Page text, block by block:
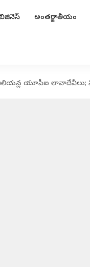
అంతర్జాతీయం
యూపీఐ లావాదేవీలు;